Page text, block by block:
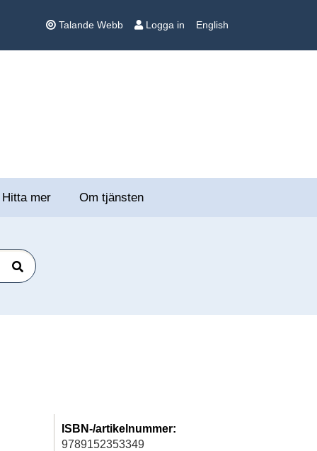
Talande Webb Logga in English
Hitta mer Om tjänsten
Sök
ISBN-/artikelnummer:
9789152353349